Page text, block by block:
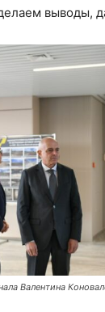
выводы,
Валентина